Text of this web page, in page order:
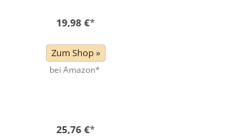
19,98 €*
Zum Shop »
bei Amazon*
25,76 €*